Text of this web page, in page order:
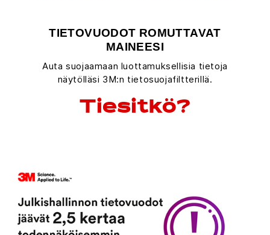
TIETOVUODOT ROMUTTAVAT
MAINEESI
Auta suojaamaan luottamuksellisia tietoja
näytölläsi 3M:n tietosuojafiltterillä.
Tiesitkö?